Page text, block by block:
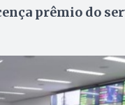
prêmio do